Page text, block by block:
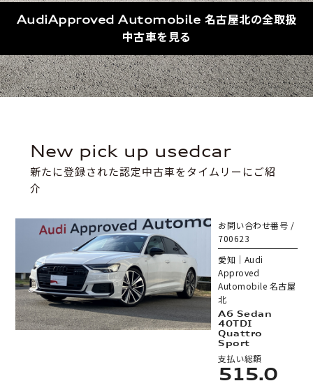
AudiApproved Automobile 名古屋北の全取扱
中古車を見る
new pick up usedcar
新たに登録された認定中古車をタイムリーにご紹
介
お問い合わせ番号 /
700623
愛知｜Audi
Approved
Automobile 名古屋
北
A6 Sedan
40TDI
Quattro
Sport
支払い総額
515.0